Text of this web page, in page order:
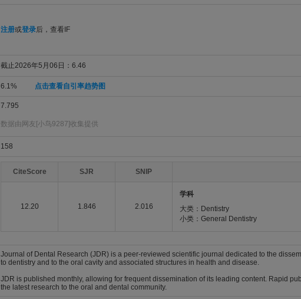
注册或登录后，查看IF
截止2026年5月06日：6.46
6.1% 点击查看自引率趋势图
7.795
数据由网友[小鸟9287]收集提供
158
CiteScore SJR SNIP
12.20 1.846 2.016
学科
大类：Dentistry
小类：General Dentistry
Journal of Dental Research (JDR) is a peer-reviewed scientific journal dedicated to the
to dentistry and to the oral cavity and associated structures in health and disease.
JDR is published monthly, allowing for frequent dissemination of its leading content. Rapid
the latest research to the oral and dental community.